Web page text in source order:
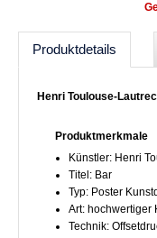
Produktdetails
Henri Toulouse-
Produktmerkmale
Künstler: Henri
Titel: Bar
Typ: Poster
Art: hochwertiger
Technik: